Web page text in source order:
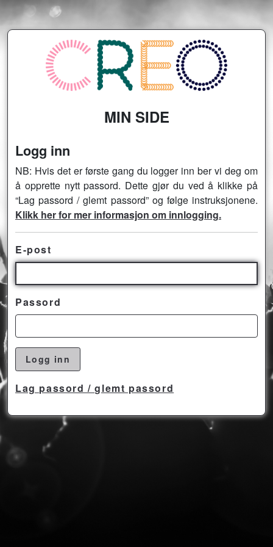
MIN SIDE
Logg inn
NB: Hvis det er første gang du logger inn ber vi deg om
å opprette nytt passord. Dette gjør du ved å klikke på
“Lag passord / glemt passord” og følge instruksjonene.
Klikk her for mer informasjon om innlogging.
E-post
Passord
Logg inn
Lag passord / glemt passord